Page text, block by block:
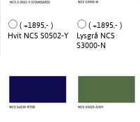
( +1895,- )
Hvit NCS S0502-Y
( +1895,- )
Lysgrå NCS
S3000-N